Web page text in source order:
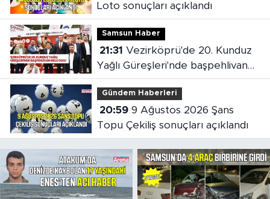
Loto sonuçları açıklandı
Samsun Haber
21:31
Yağlı Güreşleri'nde başpehlivan
belli oldu
Gündem Haberleri
20:599 Ağustos 2026 Şans
Topu Çekiliş sonuçları açıklandı